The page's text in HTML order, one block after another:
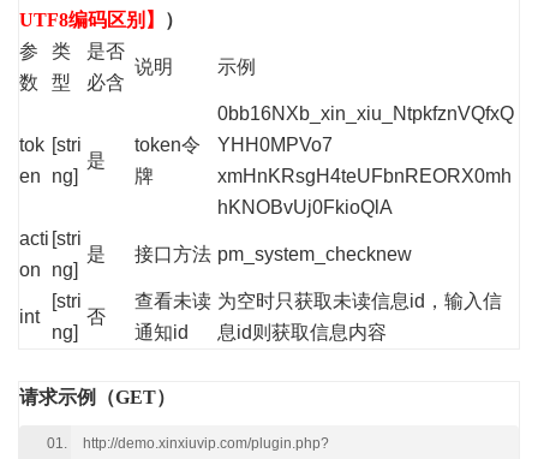
UTF8编码区别】
）
参
数
类
型
是否
必含
说明 示例
tok
en
[stri
ng]
是
token令
牌
0bb16NXb_xin_xiu_NtpkfznVQfxQ
YHH0MPVo7
xmHnKRsgH4teUFbnREORX0mh
hKNOBvUj0FkioQlA
acti
on
[stri
ng]
是 接口方法 pm_system_checknew
int
[stri
ng]
否
查看未读
通知id
为空时只获取未读信息id，输入信
息id则获取信息内容
请求示例（GET）
http://demo.xinxiuvip.com/plugin.php?